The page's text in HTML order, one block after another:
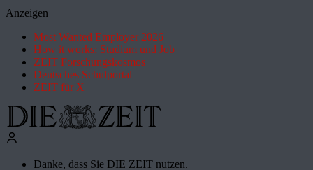
Anzeigen
Most Wanted Employer 2026
How it works: Studium und Job
ZEIT Forschungskosmos
Deutsches Schulportal
ZEIT für X
Danke, dass Sie DIE ZEIT nutzen.